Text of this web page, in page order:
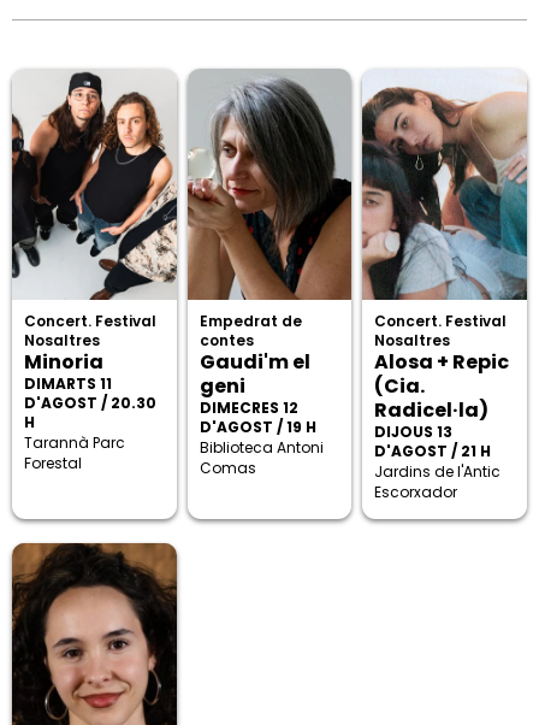
Concert. Festival
Nosaltres
Minoria
DIMARTS 11
D'AGOST / 20.30
H
Tarannà Parc
Forestal
Empedrat de
contes
Gaudi'm el
geni
DIMECRES 12
D'AGOST / 19 H
Biblioteca Antoni
Comas
Concert. Festival
Nosaltres
Alosa + Repic
(Cia.
Radicel·la)
DIJOUS 13
D'AGOST / 21 H
Jardins de l'Antic
Escorxador